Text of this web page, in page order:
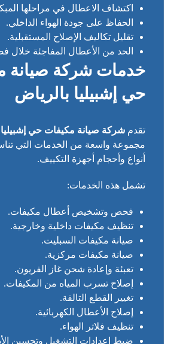
اكتشاف الاعطال في مراحلها
الحفاظ على جودة الهواء الداخلي.
تقليل تكاليف الإصلاح المستقبلية.
الحد من الأعطال المفاجئة
خدمات شركة صيانة
حي إشبيليا بالرياض
تقدمشركة صيانة مكيفات حي إشبيليا
مجموعة واسعة من الخدمات التي
أنواع وأحجام أجهزة التكييف.
تشمل هذه الخدمات:
فحص وتشخيص أعطال مكيفات.
تنظيف مكيفات داخلية وخارجية.
صيانة مكيفات السبليت.
صيانة مكيفات مركزية.
تعبئة وإعادة شحن غاز الفريون.
إصلاح تسرب المياه من المكيفات.
تغيير القطع التالفة.
إصلاح الأعطال الكهربائية.
تنظيف فلاتر الهواء.
ضبط إعدادات التشغيل وتحسين